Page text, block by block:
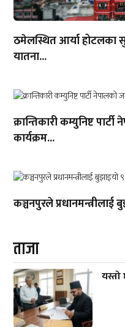
ठमेलस्थित आर्या होटलका
यातना...
क्रान्तिकारी कम्युनिष्ट
कार्यक्रम...
कञ्चनपुरले प्रधानमन्त्रीलाई
ताजा